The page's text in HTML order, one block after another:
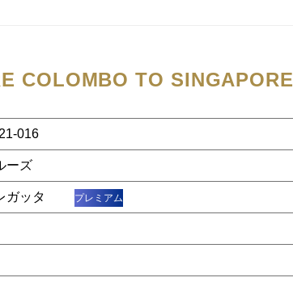
COLOMBO TO SINGAPORE
016
ーズ
ガッタ プレミアム